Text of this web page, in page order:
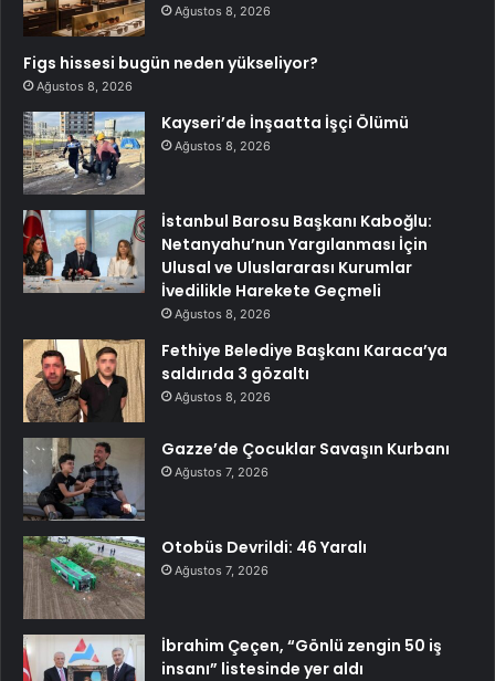
Ağustos 8, 2026
Figs hissesi bugün neden yükseliyor?
Ağustos 8, 2026
Kayseri’de İnşaatta İşçi Ölümü
Ağustos 8, 2026
İstanbul Barosu Başkanı Kaboğlu:
Netanyahu’nun Yargılanması İçin
Ulusal ve Uluslararası Kurumlar
İvedilikle Harekete Geçmeli
Ağustos 8, 2026
Fethiye Belediye Başkanı Karaca’ya
saldırıda 3 gözaltı
Ağustos 8, 2026
Gazze’de Çocuklar Savaşın Kurbanı
Ağustos 7, 2026
Otobüs Devrildi: 46 Yaralı
Ağustos 7, 2026
İbrahim Çeçen, “Gönlü zengin 50 iş
insanı” listesinde yer aldı